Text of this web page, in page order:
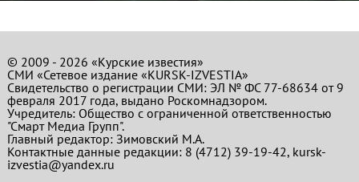
© 2009 - 2026 «Курские известия»
СМИ «Сетевое издание «KURSK-IZVESTIA»
Свидетельство о регистрации СМИ: ЭЛ № ФС 77-68634 от 9
февраля 2017 года, выдано Роскомнадзором.
Учредитель: Общество с ограниченной ответственностью
"Смарт Медиа Групп".
Главный редактор:Зимовский М.А.
Контактные данные редакции: 8 (4712) 39-19-42, kursk-
izvestia@yandex.ru